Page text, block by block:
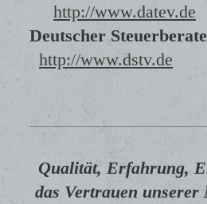
http://www.datev.de
Deutscher
http://www.dstv.de
Qualität, Erfahrung,
das Vertrauen unserer